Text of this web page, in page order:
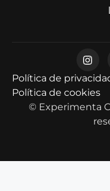
© Experimenta
Política de
Política de cookies